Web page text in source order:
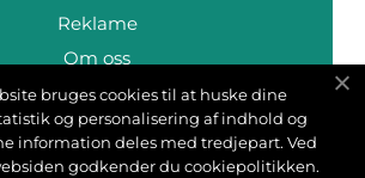
Reklame
Om oss
Cookies
Kontakt Oss
Sitemap
bruges cookies til at huske dine
og personalisering af indhold og
information deles med tredjepart. Ved
godkender du cookiepolitikken.